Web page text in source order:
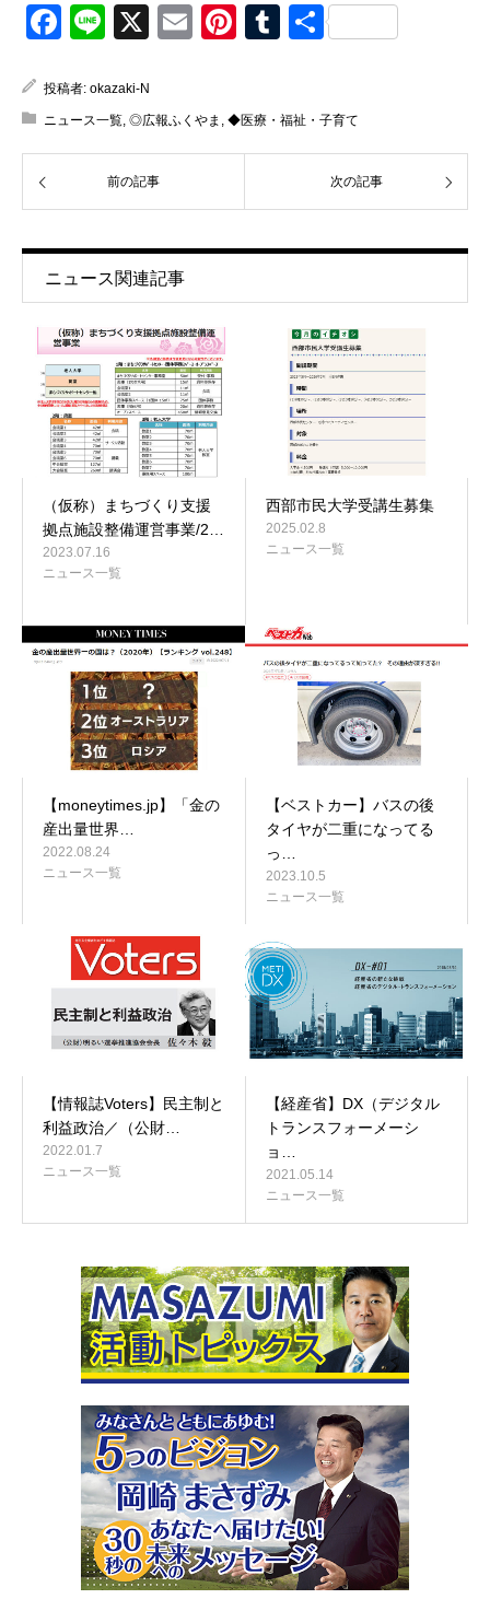
Facebook
Line
X EmailPinterest
Tumblr
共
投稿者: okazaki-N
ニュース一覧 ◎広報ふくやま ◆医療・福祉・子育て
前の記事 次の記事
ニュース関連記事
（仮称）まちづくり支援
拠点施設整備運営事業/2…
2023.07.16
ニュース一覧
西部市民大学受講生募集
2025.02.8
ニュース一覧
【moneytimes.jp】「金の
産出量世界…
2022.08.24
ニュース一覧
【ベストカー】バスの後
タイヤが二重になってる
っ…
2023.10.5
ニュース一覧
【情報誌Voters】民主制と
利益政治／（公財…
2022.01.7
ニュース一覧
【経産省】DX（デジタル
トランスフォーメーシ
ョ…
2021.05.14
ニュース一覧